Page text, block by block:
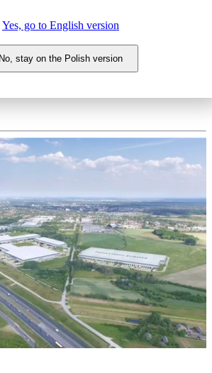
Yes, go to English version
No, stay on the Polish version
wynajęcia
Pruszków IV